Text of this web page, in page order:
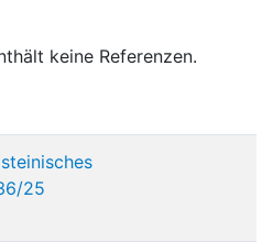
keine Referenzen.
25